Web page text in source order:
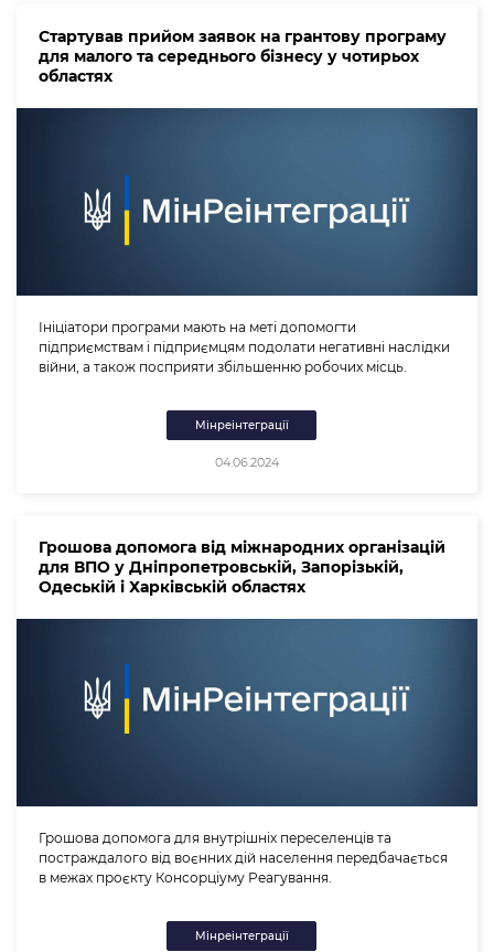
Стартував прийом заявок на грантову програму
для малого та середнього бізнесу у чотирьох
областях
Ініціатори програми мають на меті допомогти
підприємствам і підприємцям подолати негативні наслідки
війни, а також посприяти збільшенню робочих місць.
Мінреінтеграції
04.06.2024
Грошова допомога від міжнародних організацій
для ВПО у Дніпропетровській, Запорізькій,
Одеській і Харківській областях
Грошова допомога для внутрішніх переселенців та
постраждалого від воєнних дій населення передбачається
в межах проєкту Консорціуму Реагування.
Мінреінтеграції